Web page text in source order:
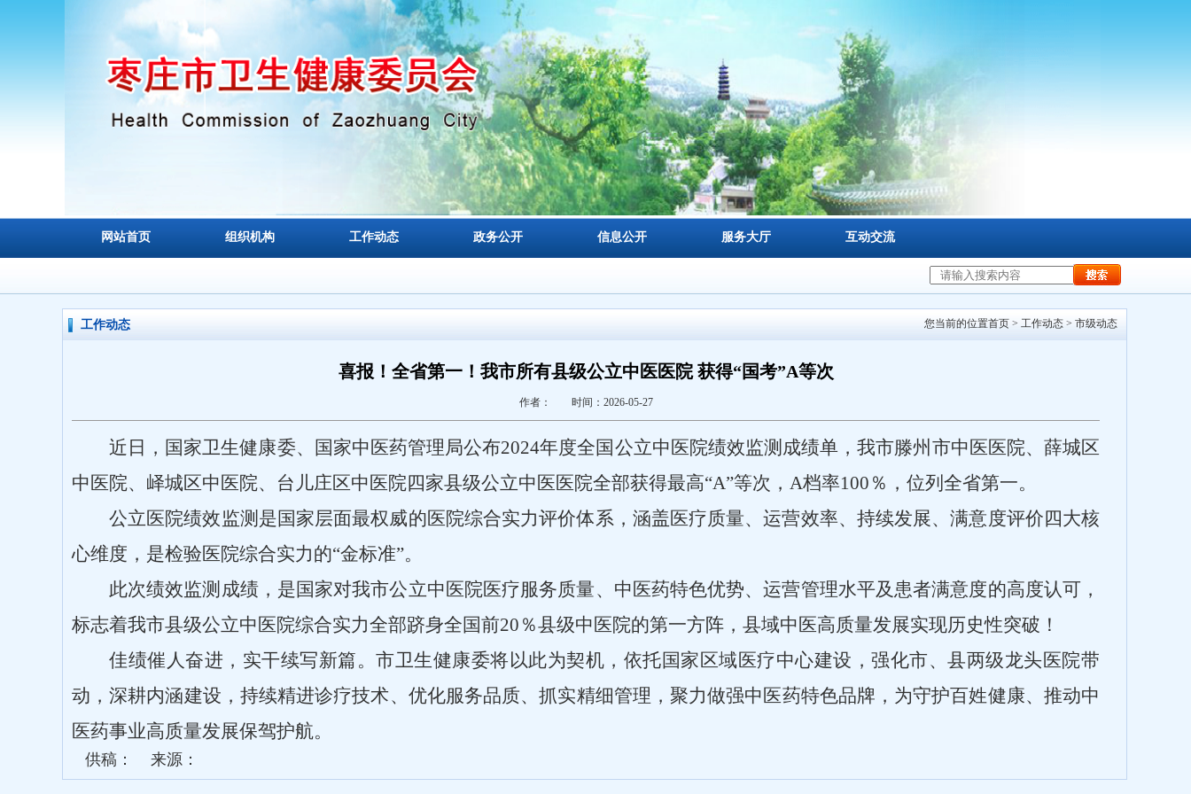
网站首页 组织机构 工作动态 政务公开 信息公开 服务大厅 互动交流
工作动态 您当前的位置首页 > 工作动态 > 市级动态
喜报！全省第一！我市所有县级公立中医医院 获得“国考”A等次
作者： 时间：2026-05-27
近日，国家卫生健康委、国家中医药管理局公布2024年度全国公立中医院绩效监测成绩单，我市滕州市中医医院、薛城区
中医院、峄城区中医院、台儿庄区中医院四家县级公立中医医院全部获得最高“A”等次， A档率100％ ，位列全省第一。
公立医院绩效监测是国家层面最权威的医院综合实力评价体系，涵盖医疗质量、运营效率、持续发展、满意度评价四大核
心维度，是检验医院综合实力的“金标准”。
此次绩效监测成绩，是国家对我市公立中医院医疗服务质量、中医药特色优势、运营管理水平及患者满意度的高度认可，
标志着我市县级公立中医院综合实力全部跻身全国前20％县级中医院的第一方阵，县域中医高质量发展实现历史性突破！
佳绩催人奋进，实干续写新篇。市卫生健康委将以此为契机，依托国家区域医疗中心建设，强化市、县两级龙头医院带
动，深耕内涵建设，持续精进诊疗技术、优化服务品质、抓实精细管理，聚力做强中医药特色品牌，为守护百姓健康、推动中
医药事业高质量发展保驾护航。
供稿： 来源：